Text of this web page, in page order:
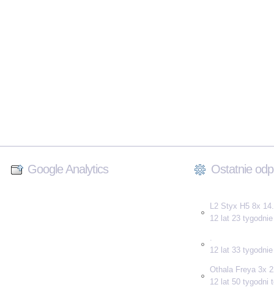
Google Analytics Ostatnie
L2 Styx H5 8x
12 lat 23
12 lat 33
Othala Freya 3x
12 lat 50 tygodni